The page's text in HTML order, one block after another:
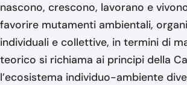
nascono, crescono, lavorano e
favorire mutamenti ambientali,
individuali e collettive, in termini di
teorico si richiama ai principi della
l’ecosistema individuo-ambiente